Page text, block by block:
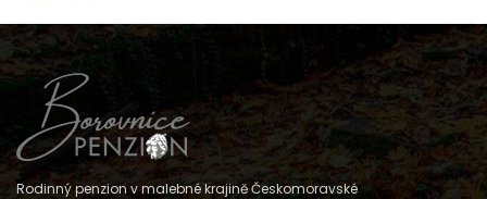
Rodinný penzion v malebné krajině Českomoravské